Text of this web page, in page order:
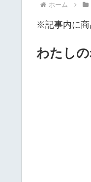
ホーム
※記事内に商
わたし